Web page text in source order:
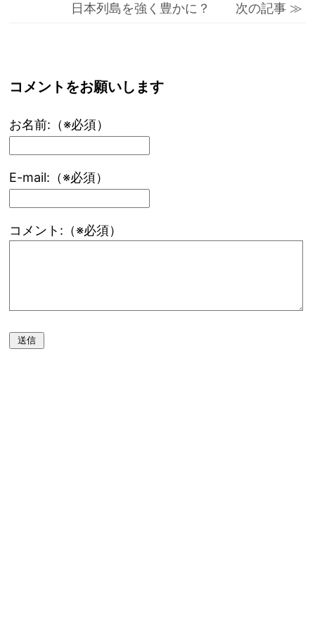
日本列島を強く豊かに？ 次の記事 ≫
コメントをお願いします
お名前:（※必須）
E-mail:（※必須）
コメント:（※必須）